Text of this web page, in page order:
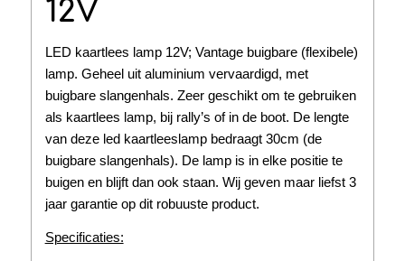
12V
LED kaartlees lamp 12V; Vantage buigbare (flexibele)
lamp. Geheel uit aluminium vervaardigd, met
buigbare slangenhals. Zeer geschikt om te gebruiken
als kaartlees lamp, bij rally’s of in de boot. De lengte
van deze led kaartleeslamp bedraagt 30cm (de
buigbare slangenhals). De lamp is in elke positie te
buigen en blijft dan ook staan. Wij geven maar liefst 3
jaar garantie op dit robuuste product.
Specificaties: